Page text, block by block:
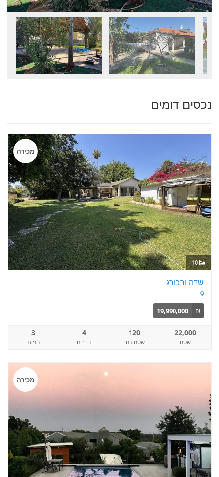
נכסים דומים
10
מכירה
שדה ורבורג
₪
19,990,000
22,000
שטח
120
שטח בנוי
4
חדרים
3
חניות
מכירה